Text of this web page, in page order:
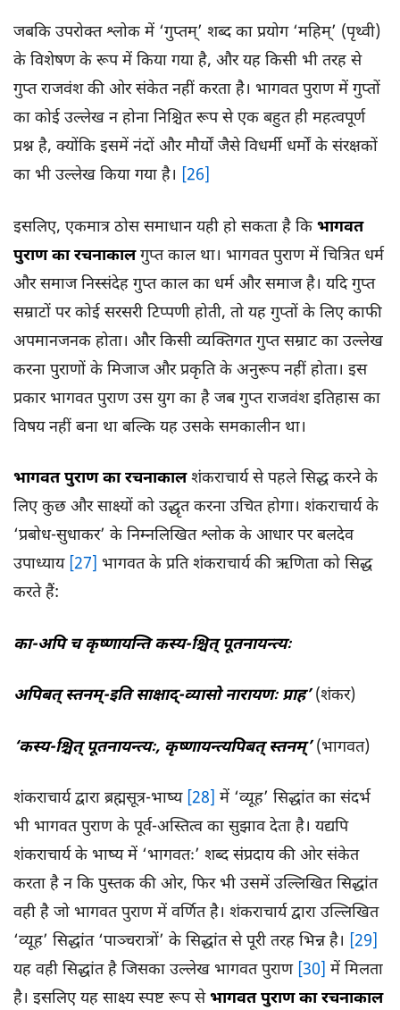
जबकि उपरोक्त श्लोक में ‘गुप्तम्’ शब्द का प्रयोग ‘महिम्’ (पृथ्वी)
के विशेषण के रूप में किया गया है, और यह किसी भी तरह से
गुप्त राजवंश की ओर संकेत नहीं करता है। भागवत पुराण में गुप्तों
का कोई उल्लेख न होना निश्चित रूप से एक बहुत ही महत्वपूर्ण
प्रश्न है, क्योंकि इसमें नंदों और मौर्यों जैसे विधर्मी धर्मों के संरक्षकों
का भी उल्लेख किया गया है। [26]
इसलिए, एकमात्र ठोस समाधान यही हो सकता है कि भागवत
पुराण का रचनाकालगुप्त काल था। भागवत पुराण में चित्रित धर्म
और समाज निस्संदेह गुप्त काल का धर्म और समाज है। यदि गुप्त
सम्राटों पर कोई सरसरी टिप्पणी होती, तो यह गुप्तों के लिए काफी
अपमानजनक होता। और किसी व्यक्तिगत गुप्त सम्राट का उल्लेख
करना पुराणों के मिजाज और प्रकृति के अनुरूप नहीं होता। इस
प्रकार भागवत पुराण उस युग का है जब गुप्त राजवंश इतिहास का
विषय नहीं बना था बल्कि यह उसके समकालीन था।
भागवत पुराण का रचनाकालशंकराचार्य से पहले सिद्ध करने के
लिए कुछ और साक्ष्यों को उद्धृत करना उचित होगा। शंकराचार्य के
‘प्रबोध-सुधाकर’ के निम्नलिखित श्लोक के आधार पर बलदेव
उपाध्याय [27] भागवत के प्रति शंकराचार्य की ऋणिता को सिद्ध
करते हैं:
का-अपिचकृष्णायन्ति कस्य-श्चित्पूतनायन्त्यः
अपिबत्स्तनम्-इतिसाक्षाद्-व्यासोनारायणः प्राह’(शंकर)
‘कस्य-श्चित्पूतनायन्त्यः, कृष्णायन्त्यपिबत्स्तनम्’(भागवत)
शंकराचार्य द्वारा ब्रह्मसूत्र-भाष्य [28] में ‘व्यूह’ सिद्धांत का संदर्भ
भी भागवत पुराण के पूर्व-अस्तित्व का सुझाव देता है। यद्यपि
शंकराचार्य के भाष्य में ‘भागवतः’ शब्द संप्रदाय की ओर संकेत
करता है न कि पुस्तक की ओर, फिर भी उसमें उल्लिखित सिद्धांत
वही है जो भागवत पुराण में वर्णित है। शंकराचार्य द्वारा उल्लिखित
‘व्यूह’ सिद्धांत ‘पाञ्चरात्रों’ के सिद्धांत से पूरी तरह भिन्न है। [29]
यह वही सिद्धांत है जिसका उल्लेख भागवत पुराण [30] में मिलता
है। इसलिए यह साक्ष्य स्पष्ट रूप सेभागवत पुराण का रचनाकाल